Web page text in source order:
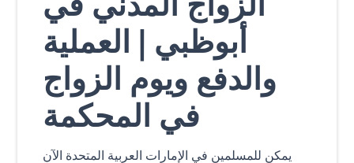
أبوظبي | العملية
والدفع ويوم الزواج
في المحكمة
يمكن للمسلمين في الإمارات العربية المتحدة الآن